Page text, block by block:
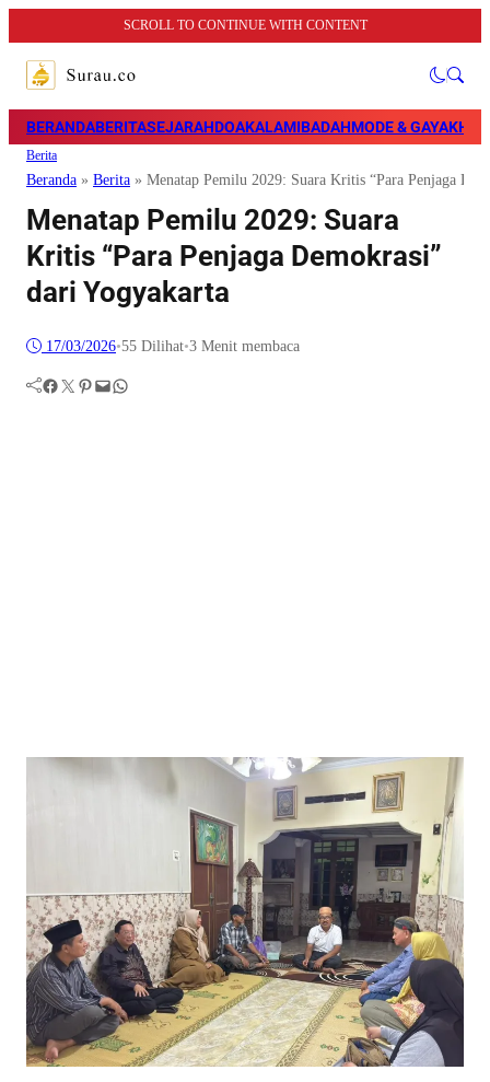
SCROLL TO CONTINUE WITH CONTENT
BERANDABERITASEJARAHDOAKALAMIBADAHMODE & GAYA
Berita
Beranda » Berita » Menatap Pemilu 2029: Suara Kritis “Para Penjaga
Menatap Pemilu 2029: Suara
Kritis “Para Penjaga Demokrasi”
dari Yogyakarta
17/03/2026•55 Dilihat•3 Menit membaca
Facebook Twitter Pinterest Mail WhatsApp